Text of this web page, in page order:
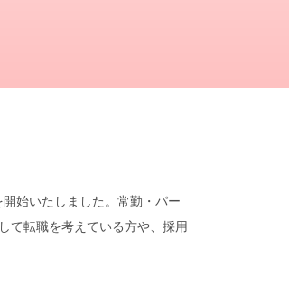
始いたしました。常勤・パー
て転職を考えている方や、採用